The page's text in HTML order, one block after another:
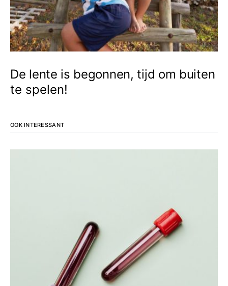
De lente is begonnen, tijd om buiten
te spelen!
OOK INTERESSANT